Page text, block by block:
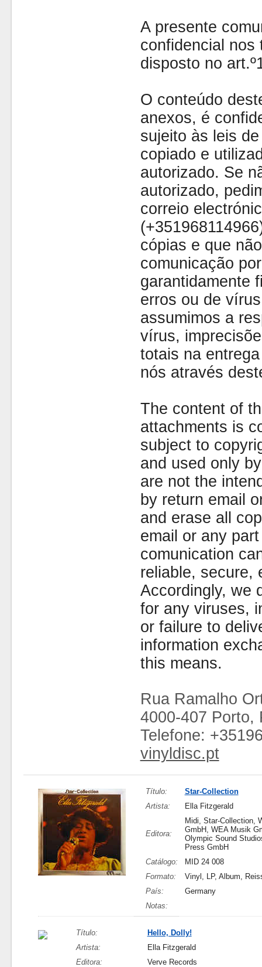
A presente
confidencial nos
disposto no
O conteúdo
anexos, é
sujeito às leis
copiado e
autorizado. Se
autorizado,
correio
cópias e que
comunicação
garantidamente
erros ou de
assumimos a
vírus,
totais na
nós através
The content of
attachments is
subject to
and used only
are not the
by return email
and erase all
email or any
comunication
reliable, secure,
Accordingly, we
for any viruses,
or failure to
information
this means.
Rua Ramalho
4000-407 Porto,
Telefone:
vinyldisc.pt
Título:
Star-Collection
Artista:
Ella Fitzgerald
Editora:
Midi, Star-Collection,
GmbH, WEA Musik
Olympic Sound
Press GmbH
Catálogo:
MID 24 008
Formato:
Vinyl, LP, Album,
País:
Germany
Notas:
Título:
Hello, Dolly!
Artista:
Ella Fitzgerald
Editora:
Verve Records